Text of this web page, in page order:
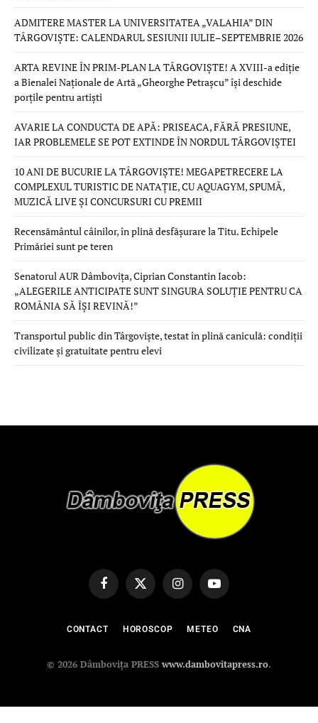
ADMITERE MASTER LA UNIVERSITATEA „VALAHIA” DIN
TÂRGOVIȘTE: CALENDARUL SESIUNII IULIE–SEPTEMBRIE 2026
ARTA REVINE ÎN PRIM-PLAN LA TÂRGOVIȘTE! A XVIII-a ediție
a Bienalei Naționale de Artă „Gheorghe Petrașcu” își deschide
porțile pentru artiști
AVARIE LA CONDUCTA DE APĂ: PRISEACA, FĂRĂ PRESIUNE,
IAR PROBLEMELE SE POT EXTINDE ÎN NORDUL TÂRGOVIȘTEI
10 ANI DE BUCURIE LA TÂRGOVIȘTE! MEGAPETRECERE LA
COMPLEXUL TURISTIC DE NATAȚIE, CU AQUAGYM, SPUMĂ,
MUZICĂ LIVE ȘI CONCURSURI CU PREMII
Recensământul câinilor, în plină desfășurare la Titu. Echipele
Primăriei sunt pe teren
Senatorul AUR Dâmbovița, Ciprian Constantin Iacob:
„ALEGERILE ANTICIPATE SUNT SINGURA SOLUȚIE PENTRU CA
ROMÂNIA SĂ ÎȘI REVINĂ!”
Transportul public din Târgoviște, testat în plină caniculă: condiții
civilizate și gratuitate pentru elevi
FacebookX
(Twitter)
InstagramYouTube
CONTACT HOROSCOP METEO CNA
© 2026 Dâmbovița PRESSwww.dambovitapress.ro.